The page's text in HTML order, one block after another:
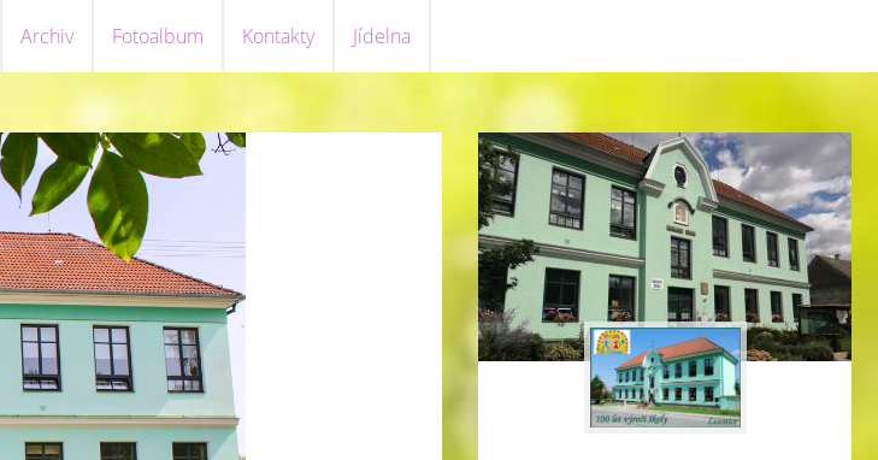
Archiv Fotoalbum Kontakty Jídelna